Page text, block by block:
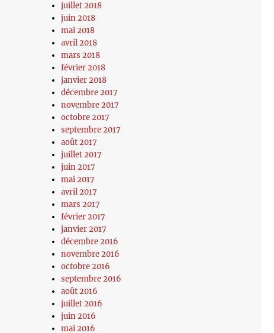
juillet 2018
juin 2018
mai 2018
avril 2018
mars 2018
février 2018
janvier 2018
décembre 2017
novembre 2017
octobre 2017
septembre 2017
août 2017
juillet 2017
juin 2017
mai 2017
avril 2017
mars 2017
février 2017
janvier 2017
décembre 2016
novembre 2016
octobre 2016
septembre 2016
août 2016
juillet 2016
juin 2016
mai 2016